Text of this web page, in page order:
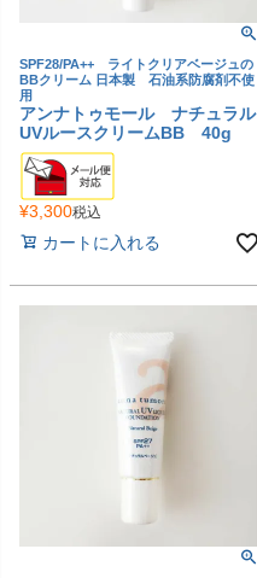
SPF28/PA++ ライトクリアベージュの
BBクリーム 日本製 石油系防腐剤不使
用
アンナトゥモール ナチュラル
UVルースクリームBB 40g
¥3,300税込
カートに入れる